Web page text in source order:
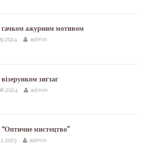
гачком ажурним мотивом
admin
зигзаг
admin
мистецтво”
admin